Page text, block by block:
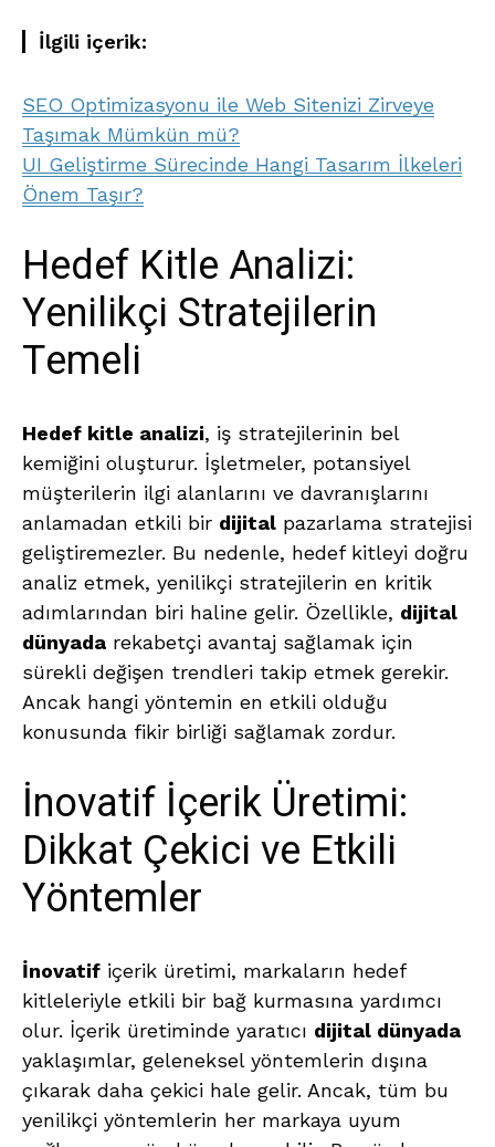
İlgili içerik:
SEO Optimizasyonu ile Web Sitenizi Zirveye
Taşımak Mümkün mü?
UI Geliştirme Sürecinde Hangi Tasarım İlkeleri
Önem Taşır?
Hedef Kitle Analizi:
Yenilikçi Stratejilerin
Temeli
Hedef kitle analizi, iş stratejilerinin bel
kemiğini oluşturur. İşletmeler, potansiyel
müşterilerin ilgi alanlarını ve davranışlarını
anlamadan etkili bir dijital pazarlama stratejisi
geliştiremezler. Bu nedenle, hedef kitleyi doğru
analiz etmek, yenilikçi stratejilerin en kritik
adımlarından biri haline gelir. Özellikle, dijital
dünyada rekabetçi avantaj sağlamak için
sürekli değişen trendleri takip etmek gerekir.
Ancak hangi yöntemin en etkili olduğu
konusunda fikir birliği sağlamak zordur.
İnovatif İçerik Üretimi:
Dikkat Çekici ve Etkili
Yöntemler
İnovatif içerik üretimi, markaların hedef
kitleleriyle etkili bir bağ kurmasına yardımcı
olur. İçerik üretiminde yaratıcı dijital dünyada
yaklaşımlar, geleneksel yöntemlerin dışına
çıkarak daha çekici hale gelir. Ancak, tüm bu
yenilikçi yöntemlerin her markaya uyum